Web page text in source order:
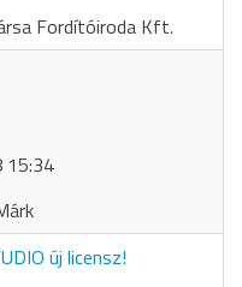
Fordítóiroda Kft.
15:34
új licensz!